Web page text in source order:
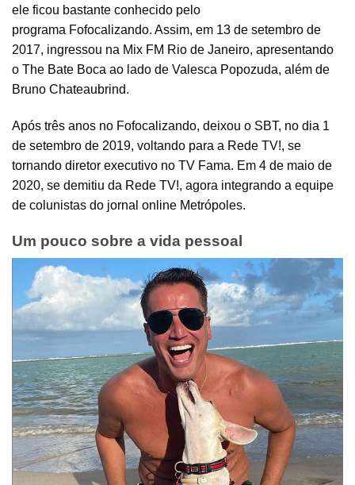
ele ficou bastante conhecido pelo
programa Fofocalizando. Assim, em 13 de setembro de
2017, ingressou na Mix FM Rio de Janeiro, apresentando
o The Bate Boca ao lado de Valesca Popozuda, além de
Bruno Chateaubrind.
Após três anos no Fofocalizando, deixou o SBT, no dia 1
de setembro de 2019, voltando para a Rede TV!, se
tornando diretor executivo no TV Fama. Em 4 de maio de
2020, se demitiu da Rede TV!, agora integrando a equipe
de colunistas do jornal online Metrópoles.
Um pouco sobre a vida pessoal